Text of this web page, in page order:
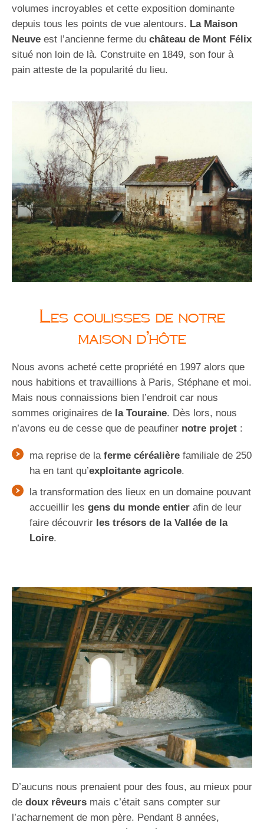
volumes incroyables et cette exposition dominante
depuis tous les points de vue alentours. La Maison
Neuve est l’ancienne ferme du château de Mont Félix
situé non loin de là. Construite en 1849, son four à
pain atteste de la popularité du lieu.
Les coulisses de notre
maison d’hôte
Nous avons acheté cette propriété en 1997 alors que
nous habitions et travaillions à Paris, Stéphane et moi.
Mais nous connaissions bien l’endroit car nous
sommes originaires de la Touraine. Dès lors, nous
n’avons eu de cesse que de peaufiner notre projet :
ma reprise de laferme céréalière familiale de 250
ha en tant qu’exploitante agricole.
la transformation des lieux en un domaine pouvant
accueillir les gens du monde entier afin de leur
faire découvrir les trésors de la Vallée de la
Loire.
D’aucuns nous prenaient pour des fous, au mieux pour
de doux rêveurs mais c’était sans compter sur
l’acharnement de mon père. Pendant 8 années,